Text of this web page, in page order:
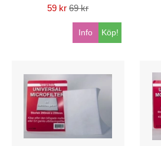
59 kr 69 kr
Köp!
Info